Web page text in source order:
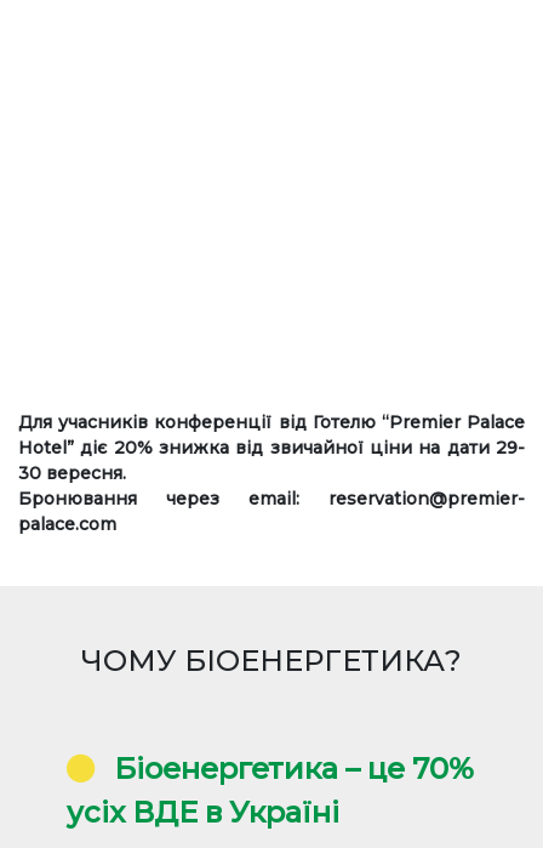
Для учасників конференції від Готелю “Premier Palace
Hotel” діє 20% знижка від звичайної ціни на дати 29-
30 вересня.
Бронювання через email: reservation@premier-
palace.com
ЧОМУ БІОЕНЕРГЕТИКА?
Біоенергетика – це 70%
усіх ВДЕ в Україні